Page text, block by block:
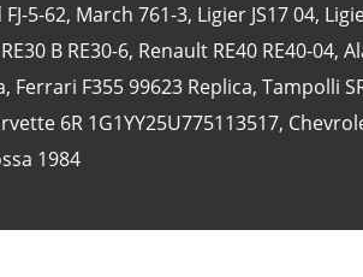
5-62, March 761-3, Ligier JS17 04,
B RE30-6, Renault RE40 RE40-04,
, Ferrari F355 99623 Replica, Tampolli
6R 1G1YY25U775113517,
1984
(5)